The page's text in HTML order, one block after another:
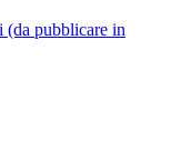
pubblicare in